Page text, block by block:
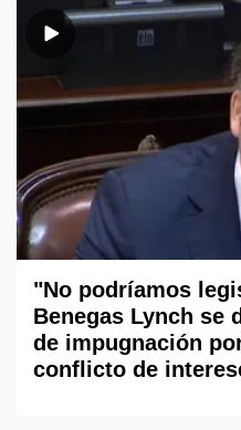
"No podríamos
Benegas Lynch se
de impugnación
conflicto de